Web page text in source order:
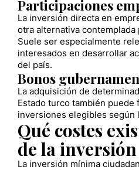
Participaciones
La inversión directa en
otra alternativa contemplada
Suele ser especialmente
interesados en desarrollar
del país.
Bonos
La adquisición de
Estado turco también puede
inversiones elegibles según
Qué costes
de la
La inversión mínima